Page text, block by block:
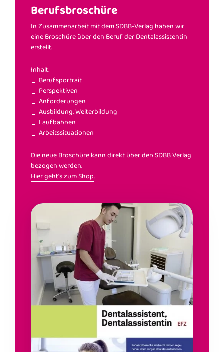
Berufsbroschüre
In Zusammenarbeit mit dem SDBB-Verlag haben wir
eine Broschüre über den Beruf der Dentalassistentin
erstellt.
Inhalt:
Berufsportrait
Perspektiven
Anforderungen
Ausbildung, Weiterbildung
Laufbahnen
Arbeitssituationen
Die neue Broschüre kann direkt über den SDBB Verlag
bezogen werden.
Hier geht's zum Shop.